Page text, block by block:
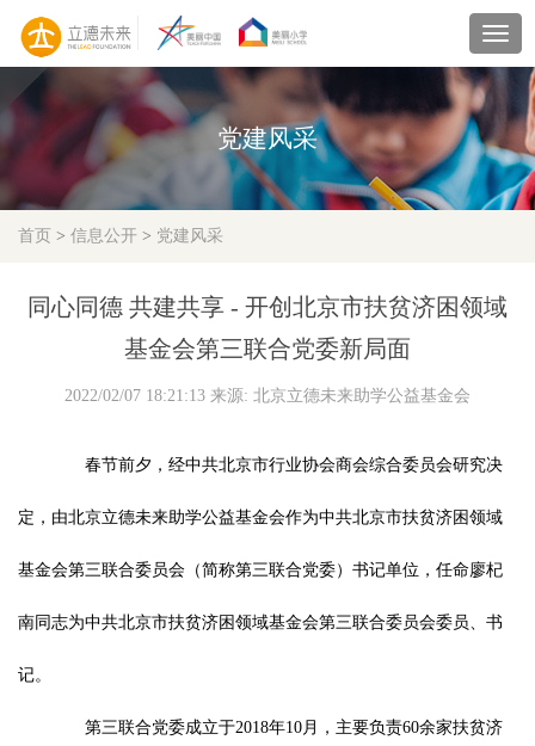
党建风采
首页 > 信息公开 > 党建风采
同心同德 共建共享 - 开创北京市扶贫济困领域
基金会第三联合党委新局面
2022/02/07 18:21:13 来源: 北京立德未来助学公益基金会
春节前夕，经中共北京市行业协会商会综合委员会研究决
定，由北京立德未来助学公益基金会作为中共北京市扶贫济困领域
基金会第三联合委员会（简称第三联合党委）书记单位，任命廖杞
南同志为中共北京市扶贫济困领域基金会第三联合委员会委员、书
记。
第三联合党委成立于2018年10月，主要负责60余家扶贫济